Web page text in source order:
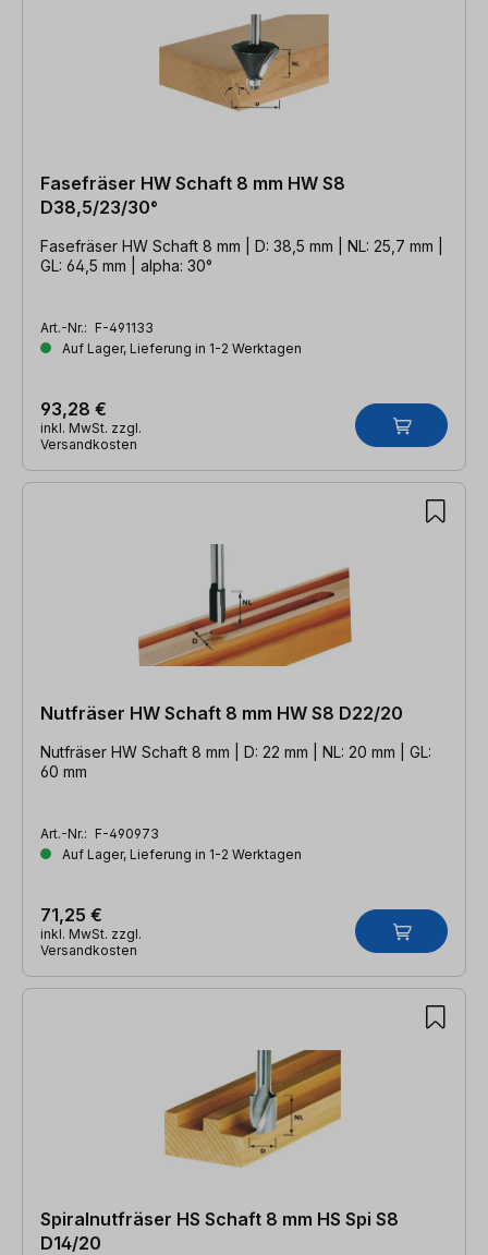
Fasefräser HW Schaft 8 mm HW S8
D38,5/23/30°
Fasefräser HW Schaft 8 mm | D: 38,5 mm | NL: 25,7 mm |
GL: 64,5 mm | alpha: 30°
Art.-Nr.: F-491133
Auf Lager, Lieferung in 1-2 Werktagen
93,28 €
inkl. MwSt. zzgl.
Versandkosten
Nutfräser HW Schaft 8 mm HW S8 D22/20
Nutfräser HW Schaft 8 mm | D: 22 mm | NL: 20 mm | GL:
60 mm
Art.-Nr.: F-490973
Auf Lager, Lieferung in 1-2 Werktagen
71,25 €
inkl. MwSt. zzgl.
Versandkosten
Spiralnutfräser HS Schaft 8 mm HS Spi S8
D14/20